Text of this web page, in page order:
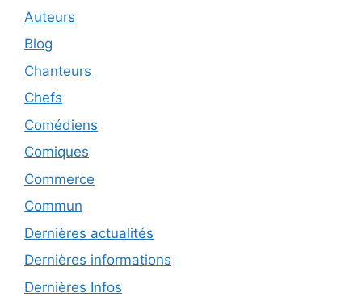
Auteurs
Blog
Chanteurs
Chefs
Comédiens
Comiques
Commerce
Commun
Dernières actualités
Dernières informations
Dernières Infos